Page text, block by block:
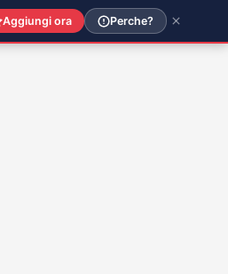
Aggiungi ora Perche?